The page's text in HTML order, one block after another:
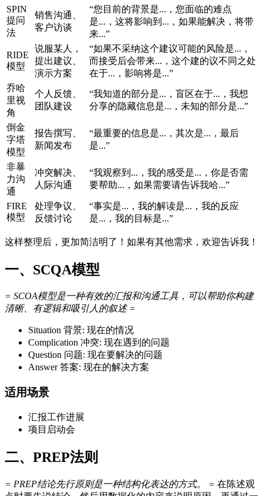
SPIN
提问
法
销售沟通、
客户访谈
“您目前的背景是...，您面临的难点
是...，这将影响到...，如果能解决，将带
来...”
RIDE
模型
说服某人，
提出建议、
演示方案
“如果不采纳这个建议可能的风险是...，
而接受后会带来...，这个建的议不同之处
在于...，影响将是...”
乔哈
里视
角
个人反馈、
团队建设
“我知道的部分是...，盲区在于...，我想
分享的隐藏信息是...，未知的部分是...”
倒金
字塔
模型
报告撰写、
新闻发布
“最重要的信息是...，其次是...，最后
是...”
非暴
力沟
通
冲突解决、
人际沟通
“我观察到...，我的感受是...，你是否需
要帮助...，如果需要请告诉我哈...”
FIRE
模型
处理争议、
反馈讨论
“事实是...，我的解读是...，我的反应
是...，我的目标是...”
这样整理后，更加简洁明了！如果有其他需求，欢迎告诉我！
一、SCQA模型
= SCOA模型是一种有效的汇报和沟通工具，可以帮助你构建
清晰、有逻辑和吸引人的叙述 =
Situation 背景: 现在的情况
Complication 冲突: 现在遇到的问题
Question 问题: 现在要解决的问题
Answer 答案: 现在的解决方案
适用场景
汇报工作进展
项目启动会
二、PREP法则
= PREP结论先行原则是一种结构化表达的方式。 = 在陈述观